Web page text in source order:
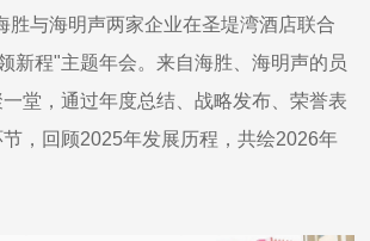
胜与海明声两家企业在圣堤湾酒店联合
新程"主题年会。来自海胜、海明声的员
堂，通过年度总结、战略发布、荣誉表
，回顾2025年发展历程，共绘2026年